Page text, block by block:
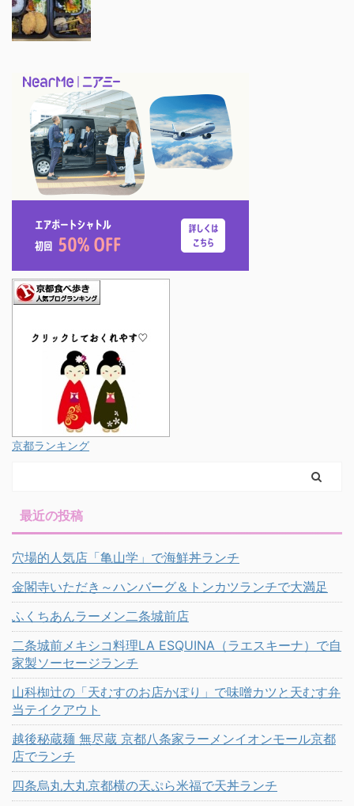
京都ランキング
最近の投稿
穴場的人気店「亀山学」で海鮮丼ランチ
金閣寺いただき～ハンバーグ＆トンカツランチで大満足
ふくちあんラーメン二条城前店
二条城前メキシコ料理LA ESQUINA（ラエスキーナ）で自
家製ソーセージランチ
山科椥辻の「天むすのお店かぽり」で味噌カツと天むす弁
当テイクアウト
越後秘蔵麺 無尽蔵 京都八条家ラーメンイオンモール京都
店でランチ
四条烏丸大丸京都横の天ぷら米福で天丼ランチ